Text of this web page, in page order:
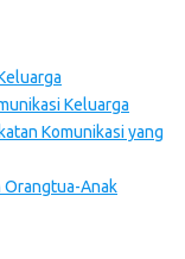
Keluarga
Komunikasi yang
Orangtua-Anak